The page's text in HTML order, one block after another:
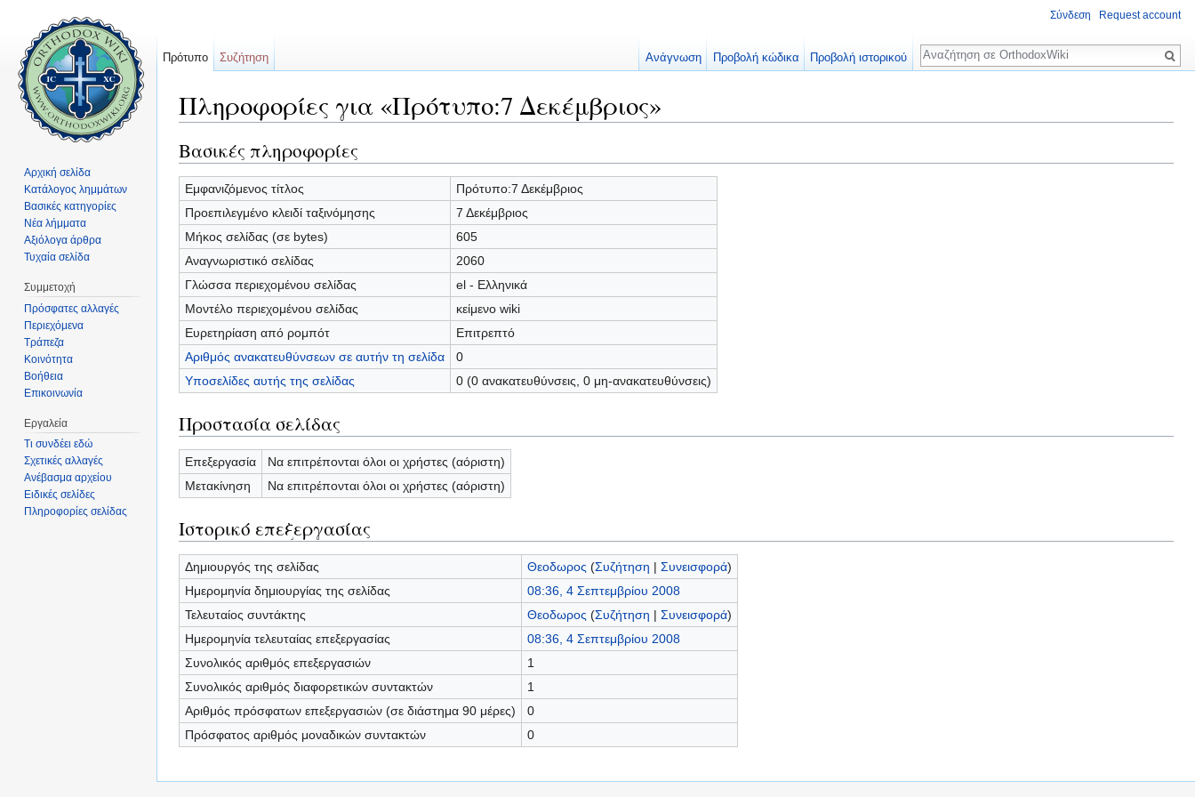
Πληροφορίες για «Πρότυπο:7 Δεκέμβριος»
Βασικές πληροφορίες
Εμφανιζόμενος τίτλος
Πρότυπο:7 Δεκέμβριος
Προεπιλεγμένο κλειδί ταξινόμησης
7 Δεκέμβριος
Μήκος σελίδας (σε bytes)
605
Αναγνωριστικό σελίδας
2060
Γλώσσα περιεχομένου σελίδας
el - Ελληνικά
Μοντέλο περιεχομένου σελίδας
κείμενο wiki
Ευρετηρίαση από ρομπότ
Επιτρεπτό
Αριθμός ανακατευθύνσεων σε αυτήν τη σελίδα
0
Υποσελίδες αυτής της σελίδας
0 (0 ανακατευθύνσεις, 0 μη-ανακατευθύνσεις)
Προστασία σελίδας
Επεξεργασία
Να επιτρέπονται όλοι οι χρήστες (αόριστη)
Μετακίνηση
Να επιτρέπονται όλοι οι χρήστες (αόριστη)
Ιστορικό επεξεργασίας
Δημιουργός της σελίδας Θεοδωρος (Συζήτηση | Συνεισφορά)
Ημερομηνία δημιουργίας της σελίδας
08:36, 4 Σεπτεμβρίου 2008
Τελευταίος συντάκτης
Θεοδωρος (Συζήτηση | Συνεισφορά)
Ημερομηνία τελευταίας επεξεργασίας
08:36, 4 Σεπτεμβρίου 2008
Συνολικός αριθμός επεξεργασιών
1
Συνολικός αριθμός διαφορετικών συντακτών
1
Αριθμός πρόσφατων επεξεργασιών (σε διάστημα 90 μέρες)
0
Πρόσφατος αριθμός μοναδικών συντακτών
0
Σύνδεση Request account
Πρότυπο Συζήτηση Ανάγνωση Προβολή κώδικα Προβολή ιστορικού
Αναζήτηση
Αρχική σελίδα
Κατάλογος λημμάτων
Βασικές κατηγορίες
Νέα λήμματα
Αξιόλογα άρθρα
Τυχαία σελίδα
Συμμετοχή
Πρόσφατες αλλαγές
Περιεχόμενα
Τράπεζα
Κοινότητα
Βοήθεια
Επικοινωνία
Εργαλεία
Τι συνδέει εδώ
Σχετικές αλλαγές
Ανέβασμα αρχείου
Ειδικές σελίδες
Πληροφορίες σελίδας